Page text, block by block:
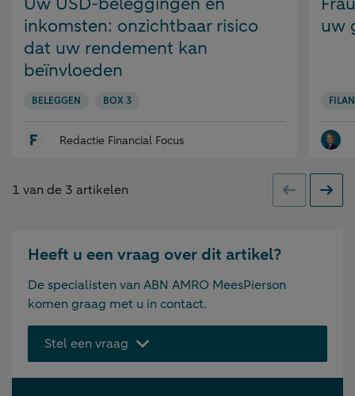
inkomsten: onzichtbaar risico
dat uw rendement kan
beïnvloeden
BELEGGEN BOX 3
Redactie Financial Focus
uw
1 van de 3 artikelen Vorige
Heeft u een vraag over dit artikel?
De specialisten van ABN AMRO MeesPierson
komen graag met u in contact.
Stel een vraag